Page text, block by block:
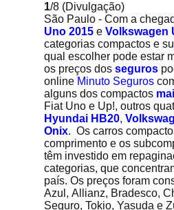
1/8 (Divulgação)
São Paulo - Com a
Uno 2015 e Volkswagen
categorias compactos e
qual escolher pode estar
os preços dos seguros
online Minuto Seguros
alguns dos compactos
Fiat Uno e Up!, outros
Hyundai HB20,
Onix. Os carros
comprimento e os
têm investido em
categorias, que
país. Os preços foram
Azul, Allianz, Bradesco,
Seguro, Tokio, Yasuda e